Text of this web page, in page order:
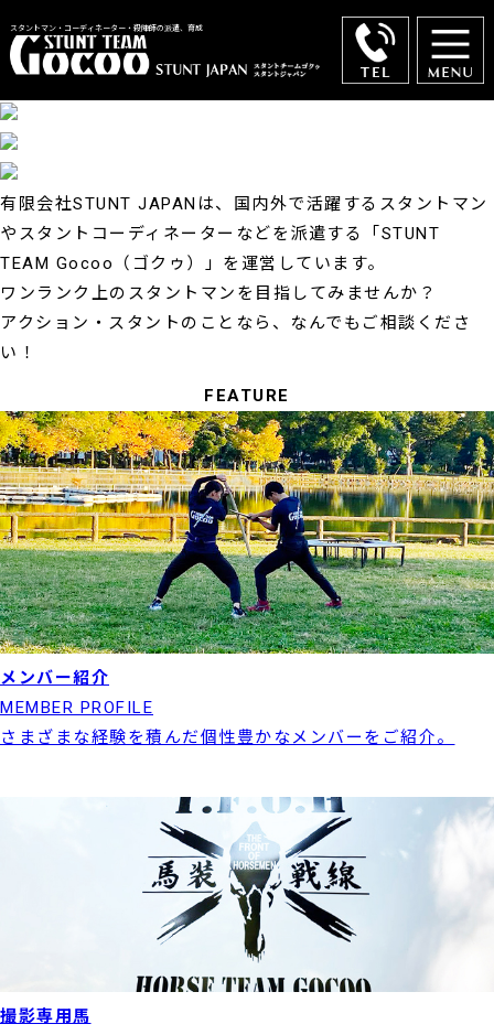
スタントマン・コーディネーター・殺陣師の派遣、育成
有限会社STUNT JAPANは、国内外で活躍するスタントマン
やスタントコーディネーターなどを派遣する
「STUNT
TEAM Gocoo（ゴクゥ）」を運営しています。
ワンランク上のスタントマンを目指してみませんか？
アクション・スタントのことなら、なんでもご相談くださ
い！
FEATURE
メンバー紹介
MEMBER PROFILE
さまざまな経験を積んだ個性豊かなメンバーをご紹介。
撮影専用馬